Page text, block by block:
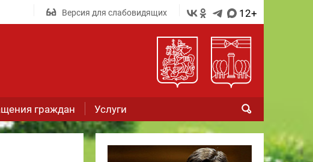
Версия для слабовидящих 12+
граждан Услуги